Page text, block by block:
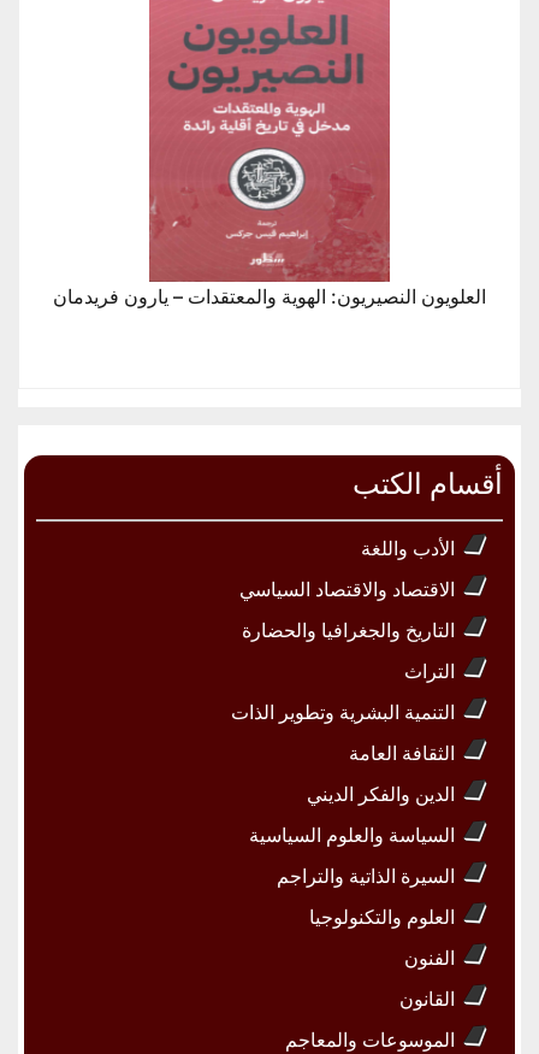
العلويون النصيريون: الهوية والمعتقدات – يارون فريدمان
أقسام الكتب
الأدب واللغة
الاقتصاد والاقتصاد السياسي
التاريخ والجغرافيا والحضارة
التراث
التنمية البشرية وتطوير الذات
الثقافة العامة
الدين والفكر الديني
السياسة والعلوم السياسية
السيرة الذاتية والتراجم
العلوم والتكنولوجيا
الفنون
القانون
الموسوعات والمعاجم